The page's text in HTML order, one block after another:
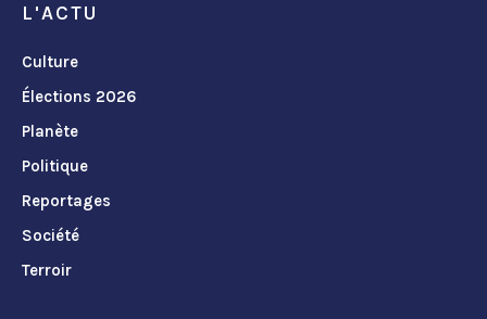
L'ACTU
Culture
Élections 2026
Planète
Politique
Reportages
Société
Terroir